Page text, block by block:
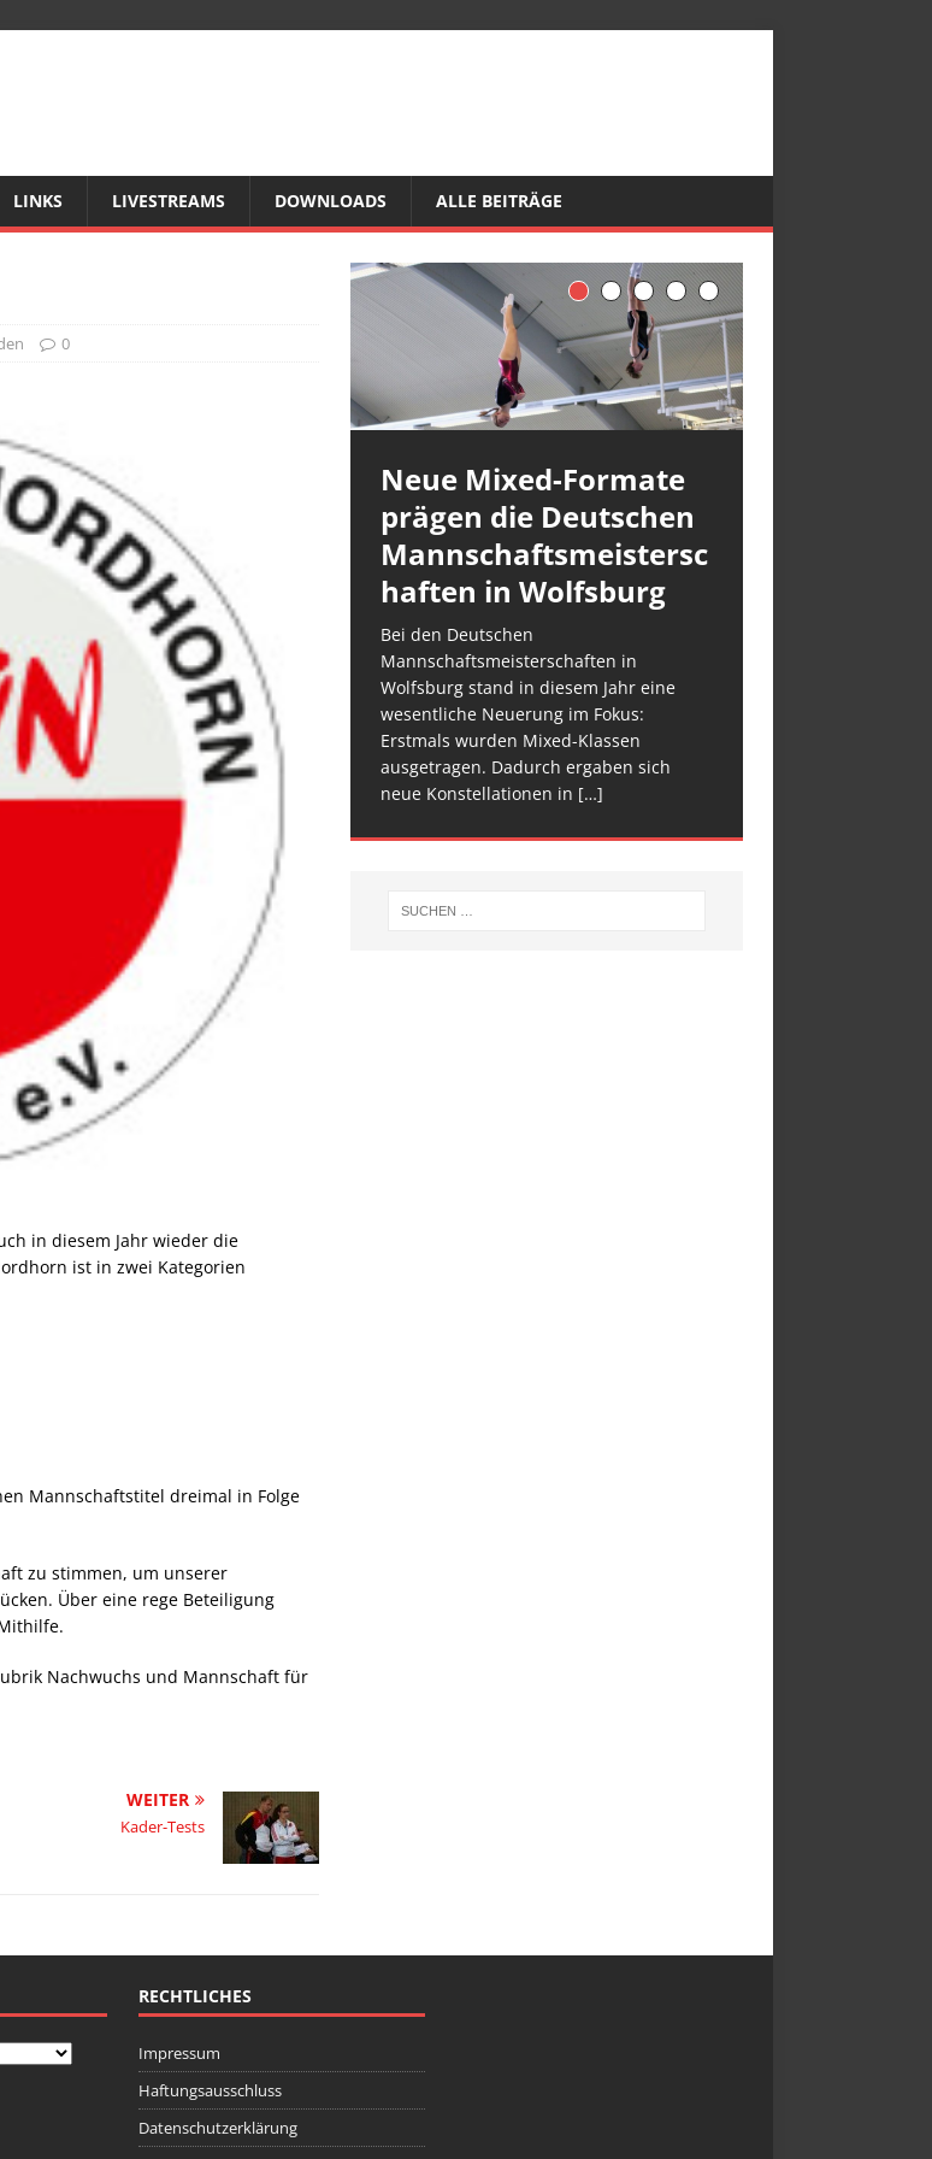
LINKS LIVESTREAMS DOWNLOADS ALLE BEITRÄGE
0
in diesem Jahr wieder die
ist in zwei Kategorien
Mannschaftstitel dreimal in Folge
zu stimmen, um unserer
Über eine rege Beteiligung
Nachwuchs und Mannschaft für
WEITER
Kader-Tests
Neue Mixed-Formate
prägen die Deutschen
Mannschaftsmeistersc
haften in Wolfsburg
Bei den Deutschen
Mannschaftsmeisterschaften in
Wolfsburg stand in diesem Jahr eine
wesentliche Neuerung im Fokus:
Erstmals wurden Mixed-Klassen
ausgetragen. Dadurch ergaben sich
neue Konstellationen in […]
RECHTLICHES
Impressum
Haftungsausschluss
Datenschutzerklärung